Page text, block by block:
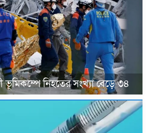
ভূমিকম্পে নিহতের সংখ্যা বেড়ে ৩৪